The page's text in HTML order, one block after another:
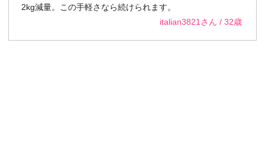
2kg減量。この手軽さなら続けられます。
italian3821さん / 32歳